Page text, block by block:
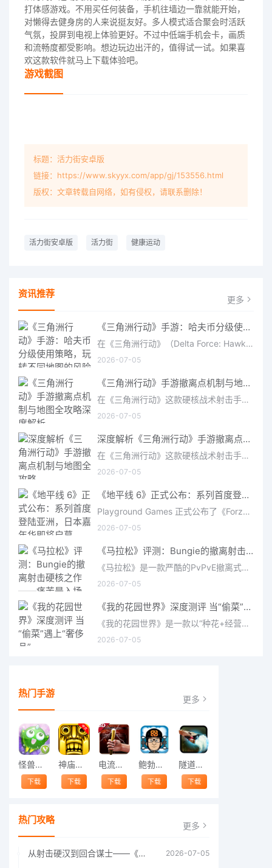
打体感游戏。不用买任何装备，手机往墙边一靠就能开始，
对懒得去健身房的人来说挺友好。多人模式适合聚会时活跃
气氛，投屏到电视上体验更好。不过中低端手机会卡，画质
和流畅度都受影响。想边玩边出汗的，值得试一试。如果喜
欢这款软件就马上下载体验吧。
游戏截图
标题：活力街安卓版
链接：https://www.skyyx.com/app/gj/153556.html
版权：文章转载自网络，如有侵权，请联系删除！
活力街安卓版 活力街 健康运动
资讯推荐 更多
《三角洲行动》手游：哈夫币分级使用策略，玩转不同地图的风险与回报
在《三角洲行动》（Delta Force: Hawk Ops）“烽火地带”模式中，地图被划分为“普通”、“机密”和“绝密”三个
2026-07-05
《三角洲行动》手游撤离点机制与地图全攻略深度解析
在《三角洲行动》这款硬核战术射击手游中，撤离是每位干员行动的核心目标。无论你在战场中搜刮了多少高价值物
2026-07-05
深度解析《三角洲行动》手游撤离点机制与地图全攻略
在《三角洲行动》这款硬核战术射击手游中，撤离是每位干员行动的核心目标。无论你在战场中搜刮了多少高价值物
2026-07-05
《地平线 6》正式公布：系列首度登陆亚洲，日本嘉年华即将启幕
Playground Games 正式公布了《Forza Horizon 6》，这次备受赞誉的地平线嘉年华将首次驶入亚洲，落户日本。玩家
2026-07-05
《马拉松》评测：Bungie的撤离射击硬核之作——痛苦是入场券，回报是顶级的
《马拉松》是一款严酷的PvPvE撤离式射击游戏，现已登陆PS5、Xbox Series X/S和PC。它继承了Bungie上世纪90年
2026-07-05
《我的花园世界》深度测评 当“偷菜”遇上“奢侈品”
《我的花园世界》是一款以“种花+经营+社交”为核心的模拟经营类手游。游戏将玩家置于一个古风花园环境中，扮
2026-07-05
热门手游 更多
怪兽跳跃
下载
神庙逃亡中文版
下载
电流急急棒
下载
鲍勃的梦境
下载
隧道逃脱
下载
热门攻略 更多
从射击硬汉到回合谋士——《战争机器：战略版》如何演绎另一位猛男的传奇 2026-07-05